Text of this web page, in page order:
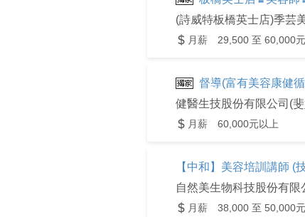
(詩威特板橋英士店)季芸
月薪 29,500 至 60,000元
督導(富有美容康健
健醫生技股份有限公司(
月薪 60,000元以上
【中和】美容培訓講師 (
自然美生物科技股份有限
月薪 38,000 至 50,000元